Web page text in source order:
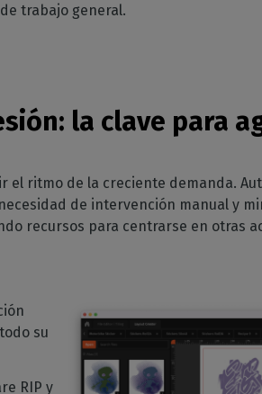
trabajo general.
: la clave para
el ritmo de la creciente demanda.
de intervención manual y
recursos para centrarse en otras
su
RIP y